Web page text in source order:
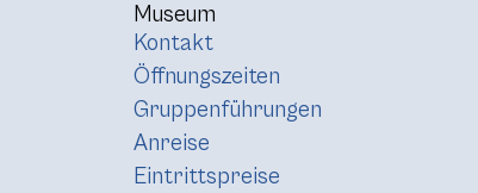
Museum
Kontakt
Öffnungszeiten
Gruppenführungen
Anreise
Eintrittspreise